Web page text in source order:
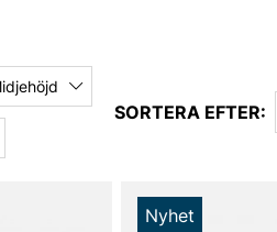
SORTERA EFTER:
Nyhet